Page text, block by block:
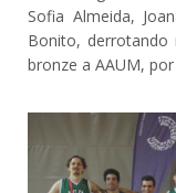
Sofia Almeida,
Bonito, derrotando
bronze a AAUM, por